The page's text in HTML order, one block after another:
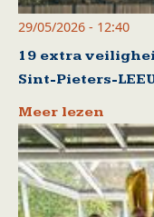
29/05/2026 - 12:40
19 extra
Sint-Pieters-
Meer lezen